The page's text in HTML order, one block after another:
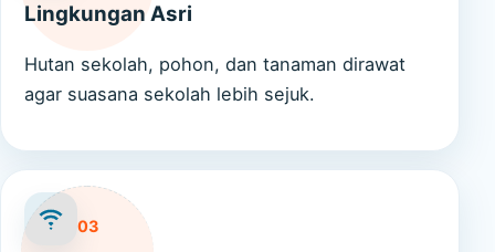
Lingkungan Asri
Hutan sekolah, pohon, dan tanaman dirawat
agar suasana sekolah lebih sejuk.
03